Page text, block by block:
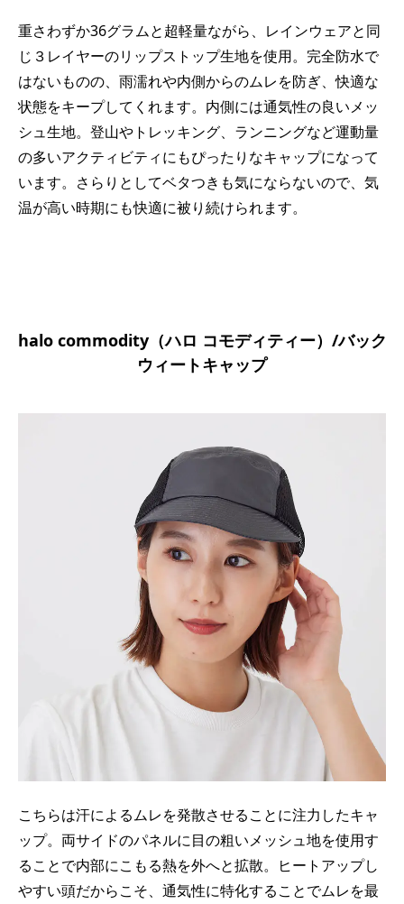
重さわずか36グラムと超軽量ながら、レインウェアと同
じ３レイヤーのリップストップ生地を使用。完全防水で
はないものの、雨濡れや内側からのムレを防ぎ、快適な
状態をキープしてくれます。内側には通気性の良いメッ
シュ生地。登山やトレッキング、ランニングなど運動量
の多いアクティビティにもぴったりなキャップになって
います。さらりとしてベタつきも気にならないので、気
温が高い時期にも快適に被り続けられます。
halo commodity（ハロ コモディティー）/バック
ウィートキャップ
こちらは汗によるムレを発散させることに注力したキャ
ップ。両サイドのパネルに目の粗いメッシュ地を使用す
ることで内部にこもる熱を外へと拡散。ヒートアップし
やすい頭だからこそ、通気性に特化することでムレを最